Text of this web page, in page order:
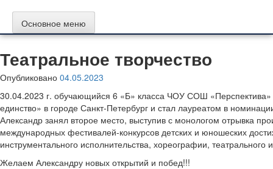
Основное меню
Театральное творчество
Опубликовано 04.05.2023
30.04.2023 г. обучающийся 6 «Б» класса ЧОУ СОШ
единство» в городе Санкт-Петербург и стал лауреатом в
Александр занял второе место, выступив с монологом отрывка
международных фестивалей-конкурсов детских и юношеских
инструментального исполнительства, хореографии, театрального
Желаем Александру новых открытий и побед!!!